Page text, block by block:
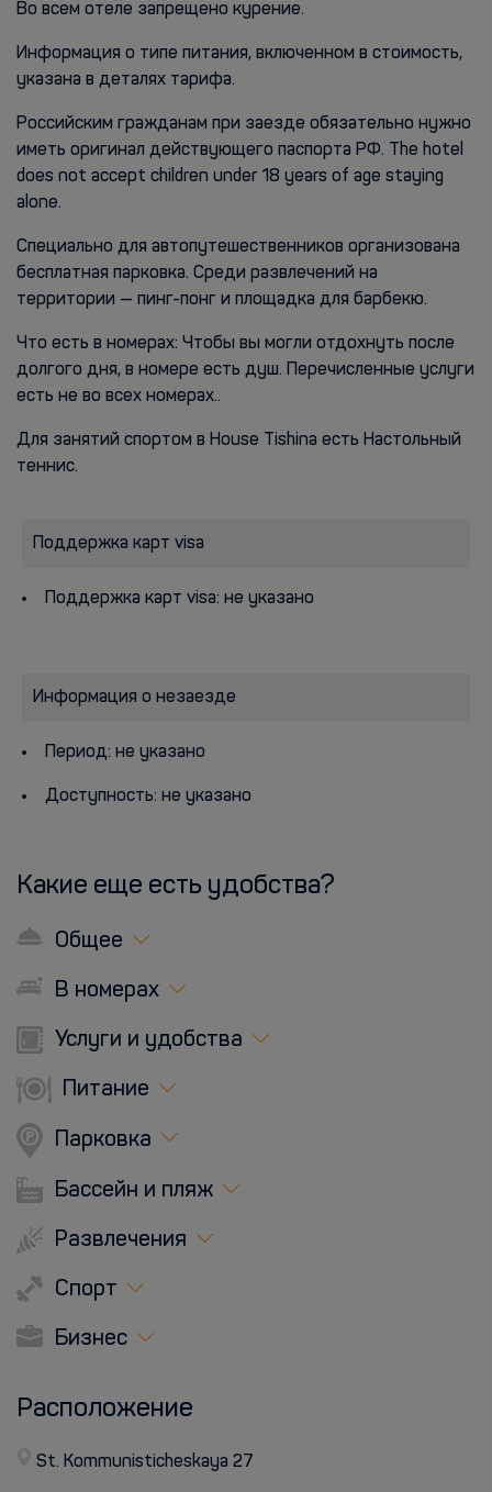
Во всем отеле запрещено курение.
Информация о типе питания, включенном в стоимость,
указана в деталях тарифа.
Российским гражданам при заезде обязательно нужно
иметь оригинал действующего паспорта РФ. The hotel
does not accept children under 18 years of age staying
alone.
Специально для автопутешественников организована
бесплатная парковка. Среди развлечений на
территории — пинг-понг и площадка для барбекю.
Что есть в номерах: Чтобы вы могли отдохнуть после
долгого дня, в номере есть душ. Перечисленные услуги
есть не во всех номерах..
Для занятий спортом в House Tishina есть Настольный
теннис.
Поддержка карт visa
Поддержка карт visa: не указано
Информация о незаезде
Период: не указано
Доступность: не указано
Какие еще есть удобства?
Общее
В номерах
Услуги и удобства
Питание
Парковка
Бассейн и пляж
Развлечения
Спорт
Бизнес
Расположение
St. Kommunisticheskaya 27